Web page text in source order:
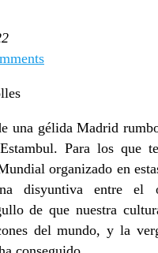
una gélida Madrid
Para los que
organizado en
disyuntiva entre
de que nuestra
del mundo, y la